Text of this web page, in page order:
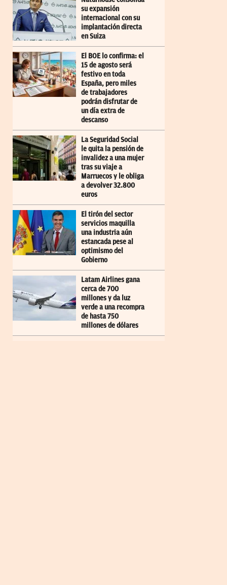
su expansión
internacional con su
implantación directa
en Suiza
El BOE lo confirma: el
15 de agosto será
festivo en toda
España, pero miles
de trabajadores
podrán disfrutar de
un día extra de
descanso
La Seguridad Social
le quita la pensión de
invalidez a una mujer
tras su viaje a
Marruecos y le obliga
a devolver 32.800
euros
El tirón del sector
servicios maquilla
una industria aún
estancada pese al
optimismo del
Gobierno
Latam Airlines gana
cerca de 700
millones y da luz
verde a una recompra
de hasta 750
millones de dólares